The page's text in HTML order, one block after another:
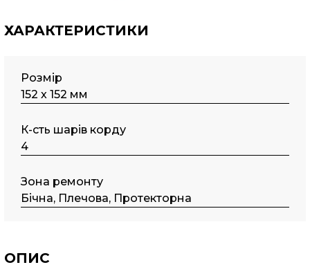
ХАРАКТЕРИСТИКИ
Розмір
152 х 152 мм
К-сть шарів корду
4
Зона ремонту
Бічна, Плечова, Протекторна
ОПИС